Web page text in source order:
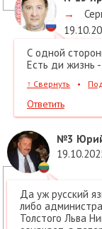
→
С одной
Есть ди жизнь
↑ Свернуть •
Ответить
№3
Да уж русский
либо
Толстого Льва